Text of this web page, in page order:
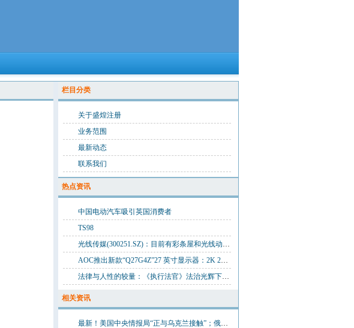
栏目分类
关于盛煌注册
业务范围
最新动态
联系我们
热点资讯
中国电动汽车吸引英国消费者
TS98
光线传媒(300251.SZ)：目前有彩条屋和光线动画两个动画厂牌，已经具备每年推出2-3部动画电影
AOC推出新款“Q27G4Z”27 英寸显示器：2K 260Hz，1299 元
法律与人性的较量：《执行法官》法治光辉下的现实挑战！
相关资讯
最新！美国中央情报局“正与乌克兰接触”；俄外交部：不欢迎这些美国人，已禁止2000多名美国人入境